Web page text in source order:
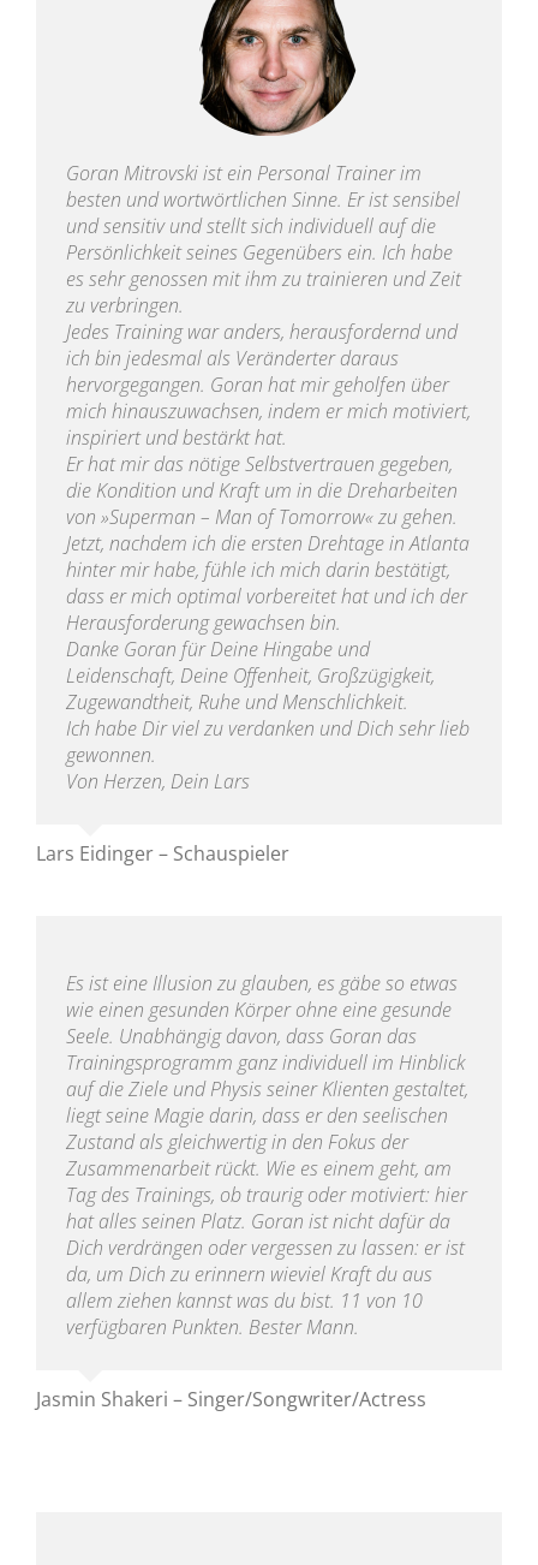
Goran Mitrovski ist ein Personal Trainer im
besten und wortwörtlichen Sinne. Er ist sensibel
und sensitiv und stellt sich individuell auf die
Persönlichkeit seines Gegenübers ein. Ich habe
es sehr genossen mit ihm zu trainieren und Zeit
zu verbringen.
Jedes Training war anders, herausfordernd und
ich bin jedesmal als Veränderter daraus
hervorgegangen. Goran hat mir geholfen über
mich hinauszuwachsen, indem er mich motiviert,
inspiriert und bestärkt hat.
Er hat mir das nötige Selbstvertrauen gegeben,
die Kondition und Kraft um in die Dreharbeiten
von »Superman – Man of Tomorrow« zu gehen.
Jetzt, nachdem ich die ersten Drehtage in Atlanta
hinter mir habe, fühle ich mich darin bestätigt,
dass er mich optimal vorbereitet hat und ich der
Herausforderung gewachsen bin.
Danke Goran für Deine Hingabe und
Leidenschaft, Deine Offenheit, Großzügigkeit,
Zugewandtheit, Ruhe und Menschlichkeit.
Ich habe Dir viel zu verdanken und Dich sehr lieb
gewonnen.
Von Herzen, Dein Lars
Lars Eidinger – Schauspieler
Es ist eine Illusion zu glauben, es gäbe so etwas
wie einen gesunden Körper ohne eine gesunde
Seele. Unabhängig davon, dass Goran das
Trainingsprogramm ganz individuell im Hinblick
auf die Ziele und Physis seiner Klienten gestaltet,
liegt seine Magie darin, dass er den seelischen
Zustand als gleichwertig in den Fokus der
Zusammenarbeit rückt. Wie es einem geht, am
Tag des Trainings, ob traurig oder motiviert: hier
hat alles seinen Platz. Goran ist nicht dafür da
Dich verdrängen oder vergessen zu lassen: er ist
da, um Dich zu erinnern wieviel Kraft du aus
allem ziehen kannst was du bist. 11 von 10
verfügbaren Punkten. Bester Mann.
Jasmin Shakeri – Singer/Songwriter/Actress